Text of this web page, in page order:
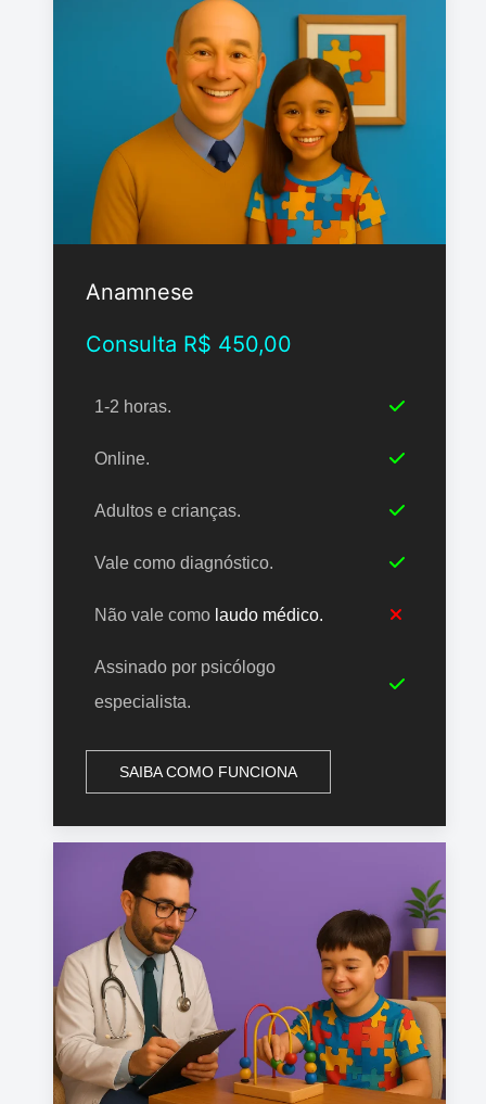
Anamnese
Consulta R$ 450,00
1-2 horas.
Online.
Adultos e crianças.
Vale como diagnóstico.
Não vale como laudo médico.
Assinado por psicólogo
especialista.
SAIBA COMO FUNCIONA